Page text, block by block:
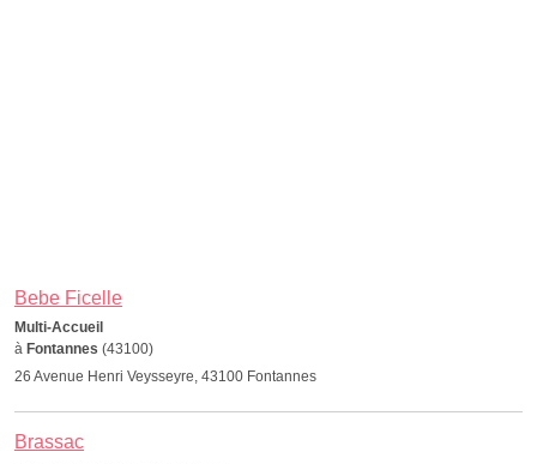
Bebe Ficelle
Multi-Accueil
à Fontannes (43100)
26 Avenue Henri Veysseyre, 43100 Fontannes
Brassac